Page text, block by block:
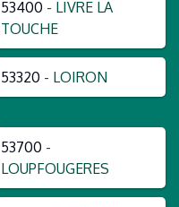
53400 - LIVRE LA
TOUCHE
53320 - LOIRON
53700 -
LOUPFOUGERES